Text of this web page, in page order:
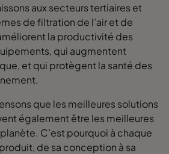
ePM1 60% F7
10
ePM1 60% F7
10 ePM1 60% F7
aux secteurs tertiaires et
de filtration de l’air et de
la productivité des
qui augmentent
et qui protègent la santé des
que les meilleures solutions
également être les meilleures
C’est pourquoi à chaque
de sa conception à sa